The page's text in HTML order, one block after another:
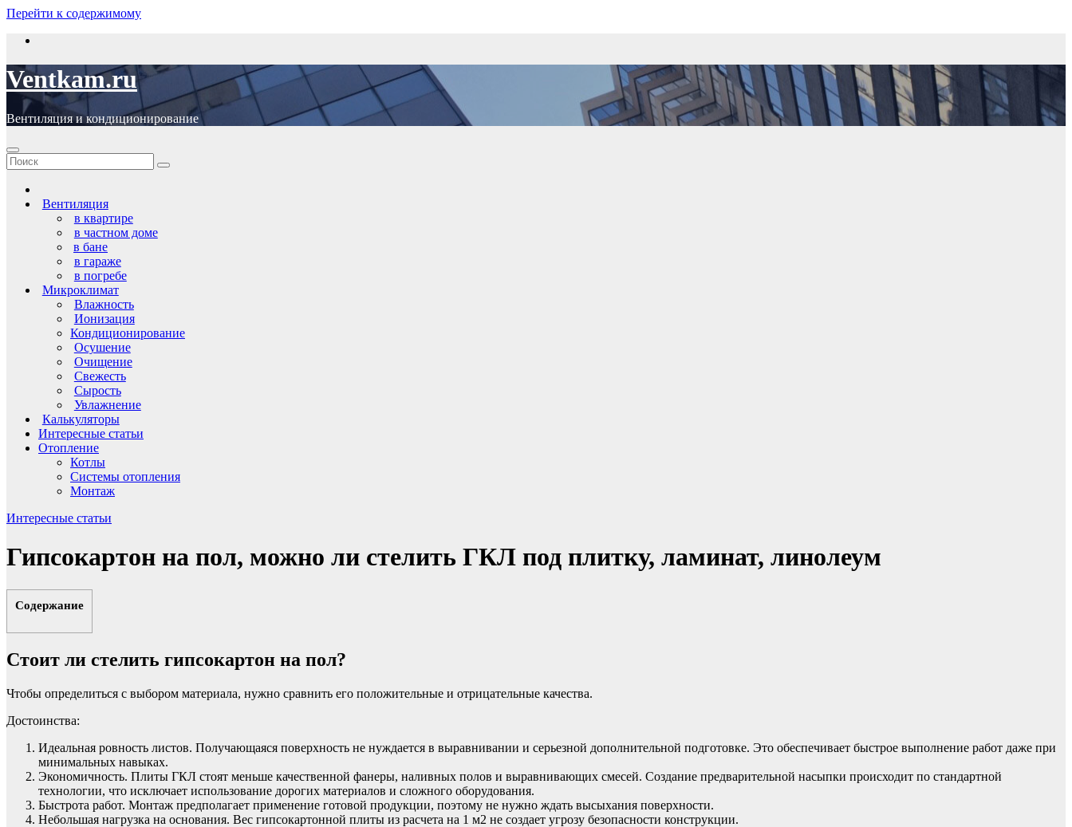
Перейти к содержимому
Ventkam.ru
Вентиляция и кондиционирование
Вентиляция
в квартире
в частном доме
в бане
в гараже
в погребе
Микроклимат
Влажность
Ионизация
Кондиционирование
Осушение
Очищение
Свежесть
Сырость
Увлажнение
Калькуляторы
Интересные статьи
Отопление
Котлы
Системы отопления
Монтаж
Интересные статьи
Гипсокартон на пол, можно ли стелить ГКЛ под плитку, ламинат, линолеум
Содержание
Стоит ли стелить гипсокартон на пол?
Чтобы определиться с выбором материала, нужно сравнить его положительные и отрицательные качества.
Достоинства:
Идеальная ровность листов. Получающаяся поверхность не нуждается в выравнивании и серьезной дополнительной подготовке. Это обеспечивает быстрое выполнение работ даже при
минимальных навыках.
Экономичность. Плиты ГКЛ стоят меньше качественной фанеры, наливных полов и выравнивающих смесей. Создание предварительной насыпки происходит по стандартной
технологии, что исключает использование дорогих материалов и сложного оборудования.
Быстрота работ. Монтаж предполагает применение готовой продукции, поэтому не нужно ждать высыхания поверхности.
Небольшая нагрузка на основания. Вес гипсокартонной плиты из расчета на 1 м2 не создает угрозу безопасности конструкции.